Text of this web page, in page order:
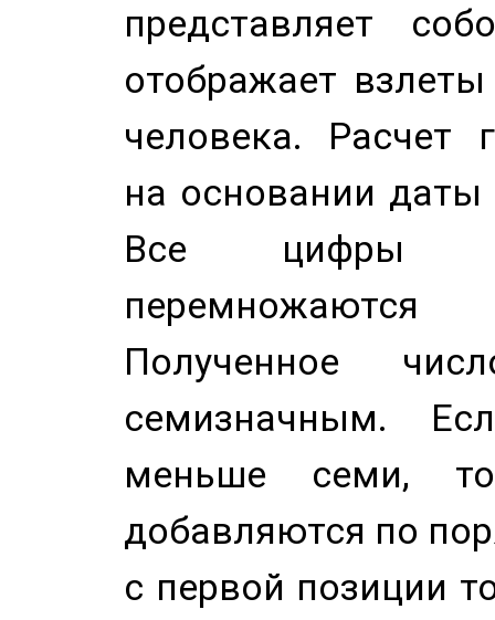
представляет
отображает
человека. Расчет
на основании
Все цифры
Полученное
семизначным.
меньше семи,
добавляются по
с первой позиции